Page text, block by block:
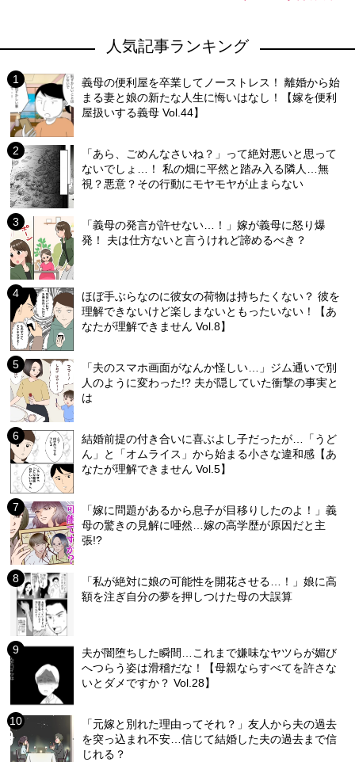
人気記事ランキング
義母の便利屋を卒業してノーストレス！ 離婚から始
まる妻と娘の新たな人生に悔いはなし！【嫁を便利
屋扱いする義母 Vol.44】
「あら、ごめんなさいね？」って絶対悪いと思って
ないでしょ…！ 私の畑に平然と踏み入る隣人…無
視？悪意？その行動にモヤモヤが止まらない
「義母の発言が許せない…！」嫁が義母に怒り爆
発！ 夫は仕方ないと言うけれど諦めるべき？
ほぼ手ぶらなのに彼女の荷物は持ちたくない？ 彼を
理解できないけど楽しまないともったいない！【あ
なたが理解できません Vol.8】
「夫のスマホ画面がなんか怪しい…」ジム通いで別
人のように変わった!? 夫が隠していた衝撃の事実と
は
結婚前提の付き合いに喜ぶよし子だったが…「うど
ん」と「オムライス」から始まる小さな違和感【あ
なたが理解できません Vol.5】
「嫁に問題があるから息子が目移りしたのよ！」義
母の驚きの見解に唖然…嫁の高学歴が原因だと主
張!?
「私が絶対に娘の可能性を開花させる…！」娘に高
額を注ぎ自分の夢を押しつけた母の大誤算
夫が闇堕ちした瞬間…これまで嫌味なヤツらが媚び
へつらう姿は滑稽だな！【母親ならすべてを許さな
いとダメですか？ Vol.28】
「元嫁と別れた理由ってそれ？」友人から夫の過去
を突っ込まれ不安…信じて結婚した夫の過去まで信
じれる？